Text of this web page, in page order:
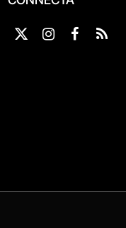
X
InstagramFacebook
RSS